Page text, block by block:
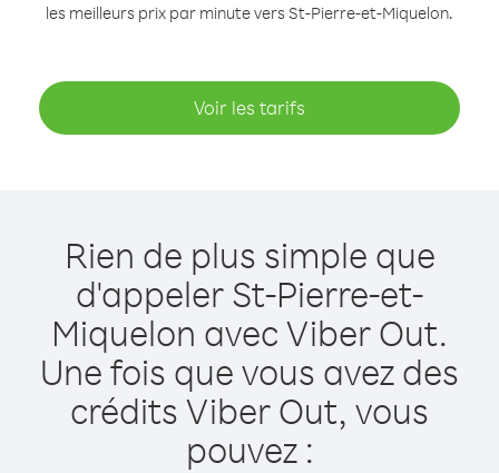
les meilleurs prix par minute vers St-Pierre-et-Miquelon.
Voir les tarifs
Rien de plus simple que
d'appeler St-Pierre-et-
Miquelon avec Viber Out.
Une fois que vous avez des
crédits Viber Out, vous
pouvez :